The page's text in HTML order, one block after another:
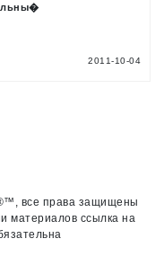
2011-10-04
все права защищены
материалов ссылка на